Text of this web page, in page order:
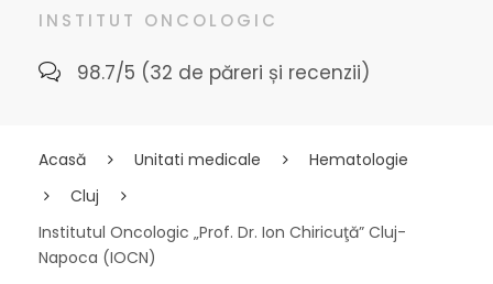
INSTITUT ONCOLOGIC
98.7/5 (32 de păreri și recenzii)
Acasă Unitati medicale
Hematologie
Cluj
Institutul Oncologic „Prof. Dr. Ion Chiricuţă” Cluj-
Napoca (IOCN)